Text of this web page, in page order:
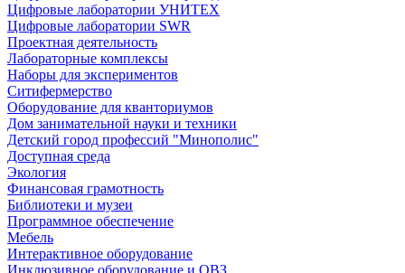
Цифровые лаборатории УНИТЕХ
Цифровые лаборатории SWR
Проектная деятельность
Лабораторные комплексы
Наборы для экспериментов
Ситифермерство
Оборудование для кванториумов
Дом занимательной науки и техники
Детский город профессий "Минополис"
Доступная среда
Экология
Финансовая грамотность
Библиотеки и музеи
Программное обеспечение
Мебель
Интерактивное оборудование
Инклюзивное оборудование и ОВЗ